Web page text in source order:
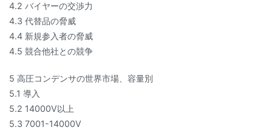
4.2 バイヤーの交渉力
4.3 代替品の脅威
4.4 新規参入者の脅威
4.5 競合他社との競争
5 高圧コンデンサの世界市場、容量別
5.1 導入
5.2 14000V以上
5.3 7001-14000V